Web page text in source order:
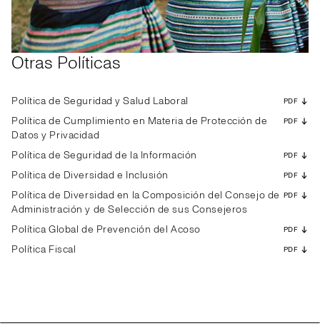
Otras Políticas
Política de Seguridad y Salud Laboral PDF
Política de Cumplimiento en Materia de Protección de
Datos y Privacidad
PDF
Política de Seguridad de la Información PDF
Política de Diversidad e Inclusión PDF
Política de Diversidad en la Composición del Consejo de
Administración y de Selección de sus Consejeros
PDF
Política Global de Prevención del Acoso PDF
Política Fiscal PDF